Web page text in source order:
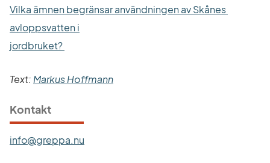
Vilka ämnen begränsar användningen av Skånes
avloppsvatten i
jordbruket?
Text: Markus Hoffmann
Kontakt
info@greppa.nu